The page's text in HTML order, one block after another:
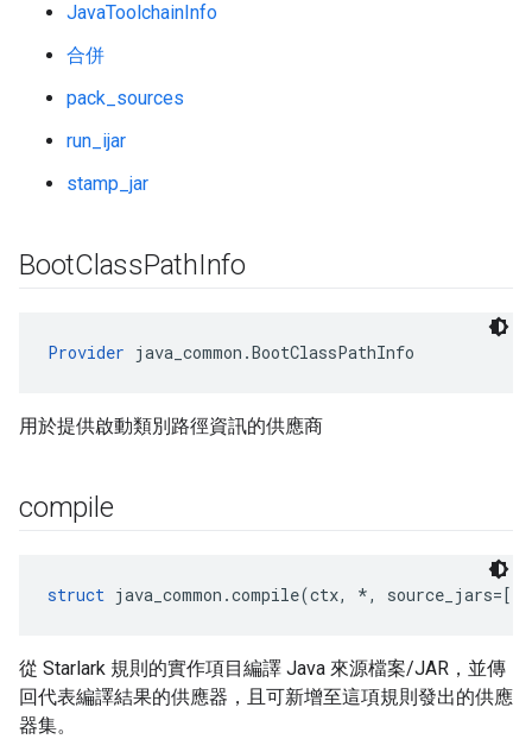
JavaToolchainInfo
合併
pack_sources
run_ijar
stamp_jar
BootClassPathInfo
Provider java_common.BootClassPathInfo
用於提供啟動類別路徑資訊的供應商
compile
struct java_common.compile(ctx, *,
從 Starlark 規則的實作項目編譯 Java 來源檔案/JAR，並傳
回代表編譯結果的供應器，且可新增至這項規則發出的供應
器集。